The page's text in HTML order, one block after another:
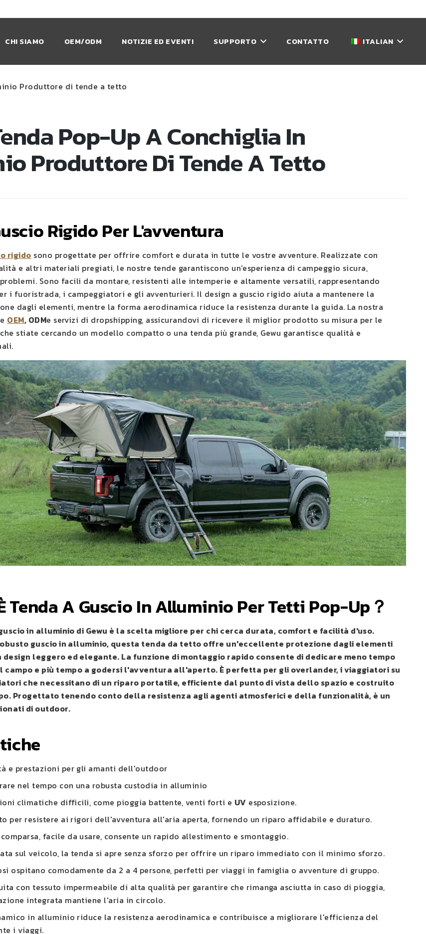
CHI SIAMO OEM/ODM NOTIZIE ED EVENTI SUPPORTO CONTATTO ITALIAN
Produttore di tende a tetto
Pop-Up A Conchiglia In
Produttore Di Tende A Tetto
Rigido Per L'avventura
rigido sono progettate per offrire comfort e durata in tutte le vostre avventure. Realizzate con
e altri materiali pregiati, le nostre tende garantiscono un'esperienza di campeggio sicura,
Sono facili da montare, resistenti alle intemperie e altamente versatili, rappresentando
i fuoristrada, i campeggiatori e gli avventurieri. Il design a guscio rigido aiuta a mantenere la
dagli elementi, mentre la forma aerodinamica riduce la resistenza durante la guida. La nostra
OEM, ODMe servizi di dropshipping, assicurandovi di ricevere il miglior prodotto su misura per le
stiate cercando un modello compatto o una tenda più grande, Gewu garantisce qualità e
Tenda A Guscio In Alluminio Per Tetti Pop-Up？
in alluminio di Gewu è la scelta migliore per chi cerca durata, comfort e facilità d'uso.
guscio in alluminio, questa tenda da tetto offre un'eccellente protezione dagli elementi
design leggero ed elegante. La funzione di montaggio rapido consente di dedicare meno tempo
e più tempo a godersi l'avventura all'aperto. È perfetta per gli overlander, i viaggiatori su
che necessitano di un riparo portatile, efficiente dal punto di vista dello spazio e costruito
Progettato tenendo conto della resistenza agli agenti atmosferici e della funzionalità, è un
di outdoor.
e prestazioni per gli amanti dell'outdoor
nel tempo con una robusta custodia in alluminio
climatiche difficili, come pioggia battente, venti forti e UV esposizione.
per resistere ai rigori dell'avventura all'aria aperta, fornendo un riparo affidabile e duraturo.
facile da usare, consente un rapido allestimento e smontaggio.
sul veicolo, la tenda si apre senza sforzo per offrire un riparo immediato con il minimo sforzo.
ospitano comodamente da 2 a 4 persone, perfetti per viaggi in famiglia o avventure di gruppo.
con tessuto impermeabile di alta qualità per garantire che rimanga asciutta in caso di pioggia,
integrata mantiene l'aria in circolo.
in alluminio riduce la resistenza aerodinamica e contribuisce a migliorare l'efficienza del
i viaggi.